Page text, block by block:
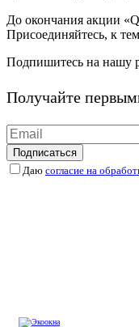
До окончания акции
Присоединяйтесь, к
Подпишитесь на нашу
Получайте
Подписаться
Даю согласие на